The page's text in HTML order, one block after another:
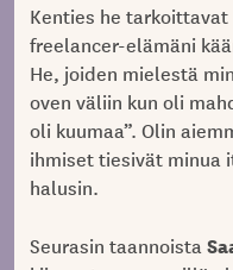
Kenties he
freelancer-elämäni
He, joiden mielestä
oven väliin kun oli
oli kuumaa”. Olin
ihmiset tiesivät minua
halusin.
Seurasin taannoista